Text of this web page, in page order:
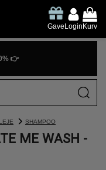
GaveLoginKurv
👉
SHAMPOO
ME WASH -